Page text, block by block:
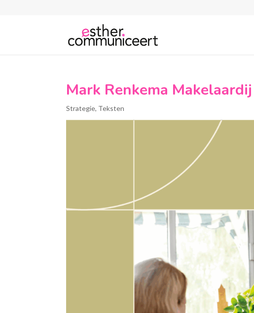
Mark Renkema Makelaardij
Strategie, Teksten